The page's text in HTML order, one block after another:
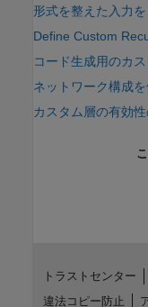
形式を整えた入力
Define Custom
コード生成用のカ
ネットワーク構成
カスタム層の有効
トラストセンター
違法コピー防止